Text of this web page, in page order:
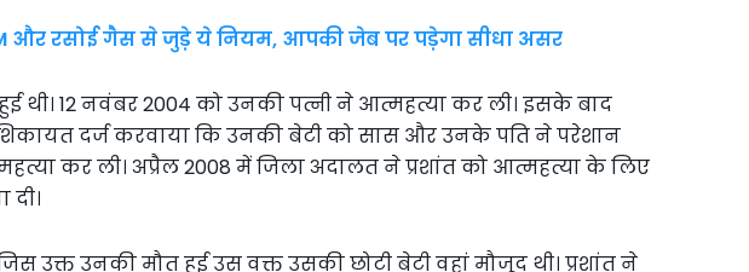
और रसोई गैस से जुड़े ये नियम, आपकी जेब पर पड़ेगा सीधा असर
हुई थी। 12 नवंबर 2004 को उनकी पत्नी ने आत्महत्या कर ली। इसके बाद
दर्ज करवाया कि उनकी बेटी को सास और उनके पति ने परेशान
कर ली। अप्रैल 2008 में जिला अदालत ने प्रशांत को आत्महत्या के लिए
उक्त उनकी मौत हुई उस वक्त उसकी छोटी बेटी वहां मौजूद थी। प्रशांत ने